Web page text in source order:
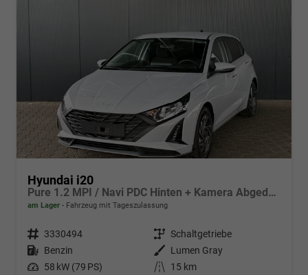
Hyundai i20
Pure 1.2 MPI / Navi PDC Hinten + Kamera Abgedunkelte Scheiben Tempomat Alu 16"
am Lager Fahrzeug mit Tageszulassung
Fahrzeugnr. 3330494 Getriebe Schaltgetriebe
Kraftstoff Benzin Außenfarbe
Lumen Gray
Leistung 58 kW (79 PS) Kilometerstand
15 km